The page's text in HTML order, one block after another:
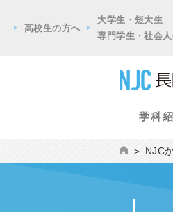
高校生の方へ
大学生・短大生
専門学生・社会
学科
NJC